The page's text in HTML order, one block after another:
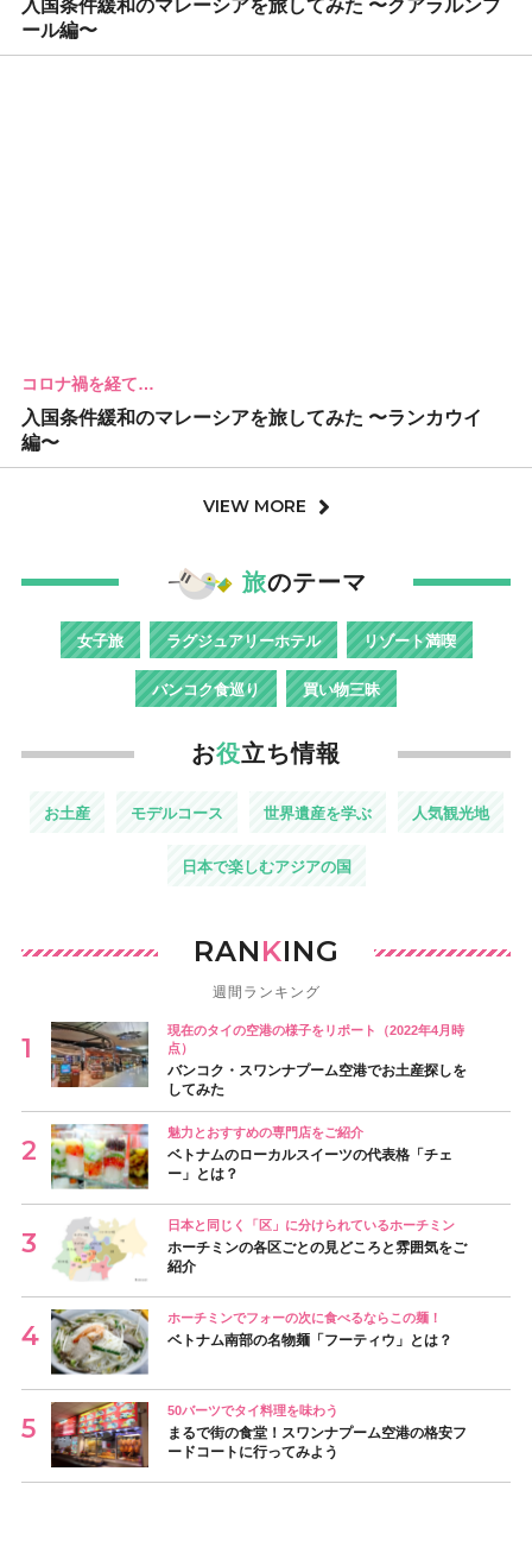
入国条件緩和のマレーシアを旅してみた 〜クアラルンプ
ール編〜
コロナ禍を経て…
入国条件緩和のマレーシアを旅してみた 〜ランカウイ
編〜
VIEW MORE
旅のテーマ
女子旅 ラグジュアリーホテル リゾート満喫
バンコク食巡り 買い物三昧
お役立ち情報
お土産 モデルコース 世界遺産を学ぶ 人気観光地
日本で楽しむアジアの国
RANKING
週間ランキング
現在のタイの空港の様子をリポート（2022年4月時
点）
バンコク・スワンナプーム空港でお土産探しを
してみた
魅力とおすすめの専門店をご紹介
ベトナムのローカルスイーツの代表格「チェ
ー」とは？
日本と同じく「区」に分けられているホーチミン
ホーチミンの各区ごとの見どころと雰囲気をご
紹介
ホーチミンでフォーの次に食べるならこの麺！
ベトナム南部の名物麺「フーティウ」とは？
50バーツでタイ料理を味わう
まるで街の食堂！スワンナプーム空港の格安フ
ードコートに行ってみよう